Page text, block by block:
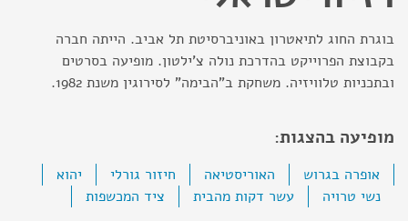
בוגרת החוג לתיאטרון באוניברסיטת תל אביב. הייתה חברה
בקבוצת הפרוייקט בהדרכת נולה צ'ילטון. מופיעה בסרטים
ובתכניות טלוויזיה. משחקת ב"הבימה" לסירוגין משנת 1982.
מופיעה בהצגות:
אופרה בגרוש האוריסטיאה חיזור גורלי
יהוא
נשי טרויה
עשר דקות מהבית ציד המכשפות